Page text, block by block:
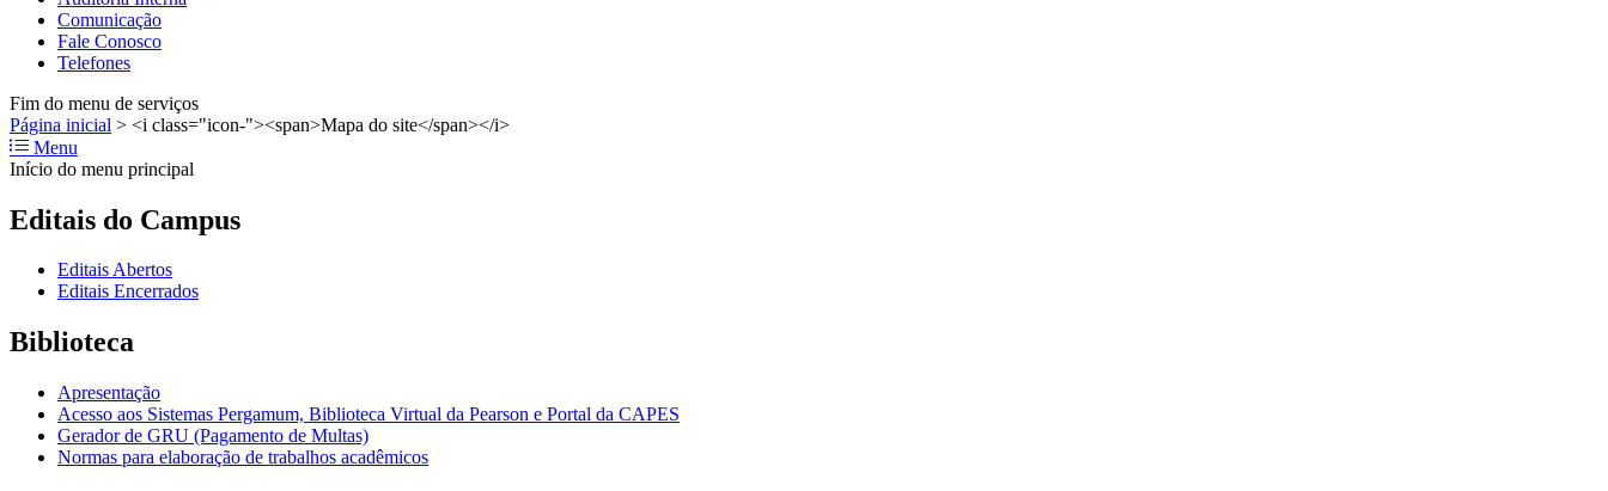
Comunicação
Fale Conosco
Telefones
Fim do menu de serviços
Página inicial > <i class="icon-"><span>Mapa do site</span></i>
Menu
Início do menu principal
Editais do Campus
Editais Abertos
Editais Encerrados
Biblioteca
Apresentação
Acesso aos Sistemas Pergamum, Biblioteca Virtual da Pearson e Portal da CAPES
Gerador de GRU (Pagamento de Multas)
Normas para elaboração de trabalhos acadêmicos